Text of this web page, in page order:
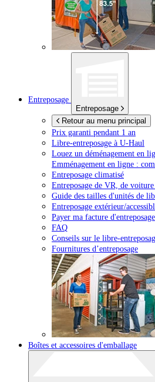
Entreposage
Entreposage
Retour au menu principal
Prix garanti pendant 1 an
Libre-entreposage à U-Haul
Louez un déménagement en
Emménagement en ligne :
Entreposage climatisé
Entreposage de VR, de voiture
Guide des tailles d'unités de
Entreposage extérieur/
Payer ma facture d'entreposage
FAQ
Conseils sur le libre-
Fournitures d’entreposage
Boîtes et accessoires d'emballage